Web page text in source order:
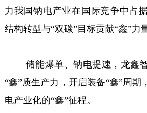
力我国钠电产业在国际竞争中占
结构转型与“双碳”目标贡献“鑫”力
储能爆单、钠电提速，龙鑫智
“鑫”质生产力，开启装备“鑫”周期
电产业化的“鑫”征程。